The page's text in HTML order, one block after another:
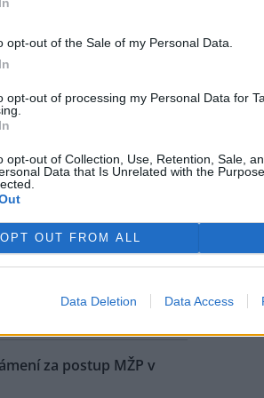
opt-out of the Sale of my Personal Data.
opt-out of processing my Personal Data for
opt-out of Collection, Use, Retention, Sale,
Data that Is Unrelated with the
OPT OUT FROM ALL
Data Deletion Data Access
automobilka přijala
informací Škoda
trhu začínat na 1,15
na přelomu roku.
níž, než bývá v létě
vodní nádrže Vír na
je oproti běžnému stavu v
asi o osm metrů. Z vody už
i kamenné obruby kdysi
cesty. Nádrž je ale pořád
do vodáren, i když je letošní
řekl ČTK vedoucí hrázný
za postup MŽP v